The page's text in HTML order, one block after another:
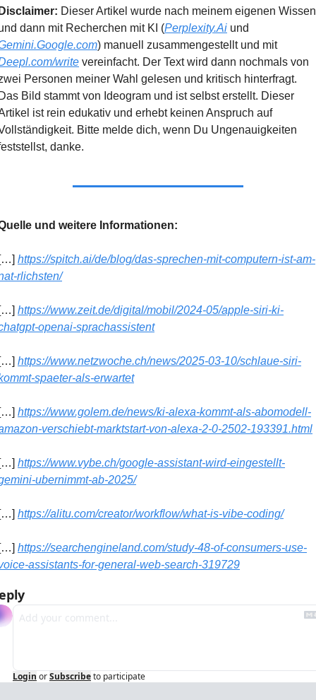
Dieser Artikel wurde nach meinem eigenen Wissen
dann mit Recherchen mit KI (Perplexity.Ai
) manuell zusammengestellt und mit
write vereinfacht. Der Text wird dann nochmals von
Personen meiner Wahl gelesen und kritisch hinterfragt.
Bild stammt von Ideogram und ist selbst erstellt. Dieser
ist rein edukativ und erhebt keinen Anspruch auf
Bitte melde dich, wenn Du Ungenauigkeiten
danke.
und weitere Informationen:
https://spitch.ai/de/blog/das-sprechen-mit-computern-ist-am-
rlichsten/
https://www.zeit.de/digital/mobil/2024-05/apple-siri-ki-
openai-sprachassistent
https://www.netzwoche.ch/news/2025-03-10/schlaue-siri-
spaeter-als-erwartet
https://www.golem.de/news/ki-alexa-kommt-als-abomodell-
verschiebt-marktstart-von-alexa-2-0-2502-193391.html
https://www.vybe.ch/google-assistant-wird-eingestellt-
ubernimmt-ab-2025/
https://alitu.com/creator/workflow/what-is-vibe-coding/
https://searchengineland.com/study-48-of-consumers-use-
assistants-for-general-web-search-319729
Login orSubscribeto participate